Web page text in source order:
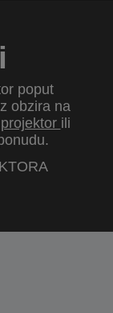
poput
obzira na
ili